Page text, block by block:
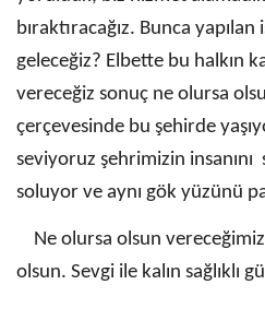
bıraktıracağız. Bunca
geleceğiz? Elbette bu halkın
vereceğiz sonuç ne olursa
çerçevesinde bu şehirde
seviyoruz şehrimizin insanını
soluyor ve aynı gök yüzünü
Ne olursa olsun
olsun. Sevgi ile kalın sağlıklı